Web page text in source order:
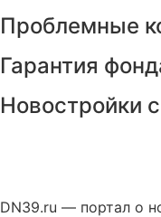
Проблемные
Гарантия
Новостройки
DN39.ru — портал о